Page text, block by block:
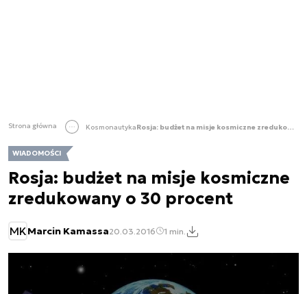
Strona główna Kosmonautyka Rosja: budżet na misje kosmiczne zredukowany o 30 procent
WIADOMOŚCI
Rosja: budżet na misje kosmiczne
zredukowany o 30 procent
MKMarcin Kamassa20.03.2016 1 min.